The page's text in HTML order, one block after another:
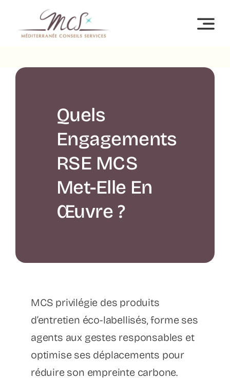
contenu
Quels
Engagements
RSE MCS
Met-Elle En
Œuvre ?
MCS privilégie des produits
d’entretien éco-labellisés, forme ses
agents aux gestes responsables et
optimise ses déplacements pour
réduire son empreinte carbone.